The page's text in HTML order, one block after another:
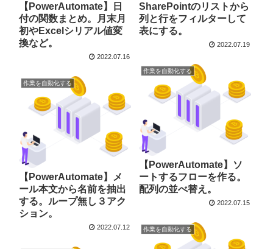
SharePointのリストから
列と行をフィルターして
表にする。
2022.07.19
【PowerAutomate】日
付の関数まとめ。月末月
初やExcelシリアル値変
換など。
2022.07.16
作業を自動化する
【PowerAutomate】ソ
ートするフローを作る。
配列の並べ替え。
2022.07.15
作業を自動化する
【PowerAutomate】メ
ール本文から名前を抽出
する。ループ無し３アク
ション。
2022.07.12 作業を自動化する